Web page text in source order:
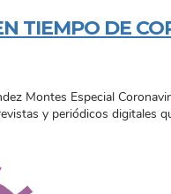
TIEMPO DE
Montes Especial
y periódicos digitales